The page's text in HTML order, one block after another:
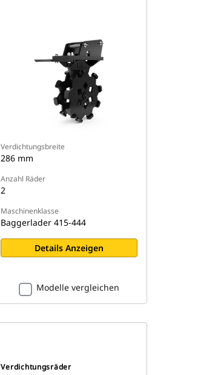
Verdichtungsbreite
286 mm
Anzahl Räder
2
Maschinenklasse
Baggerlader 415-444
Details Anzeigen
Modelle vergleichen
Verdichtungsräder